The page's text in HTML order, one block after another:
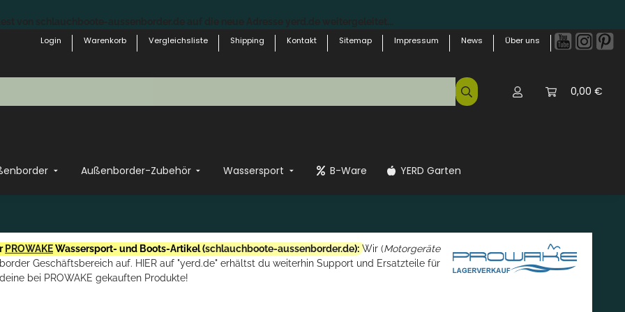
Login
Warenkorb Vergleichsliste Shipping Kontakt Sitemap Impressum News Über uns
0,00 €
Außenborder-Zubehör Wassersport B-Ware YERD Garten
PROWAKEWassersport- und Boots-Artikel (schlauchboote-aussenborder.de): Wir (Motorgeräte
Geschäftsbereich auf. HIER auf "yerd.de" erhältst du weiterhin Support und Ersatzteile für
deine bei PROWAKE gekauften Produkte!